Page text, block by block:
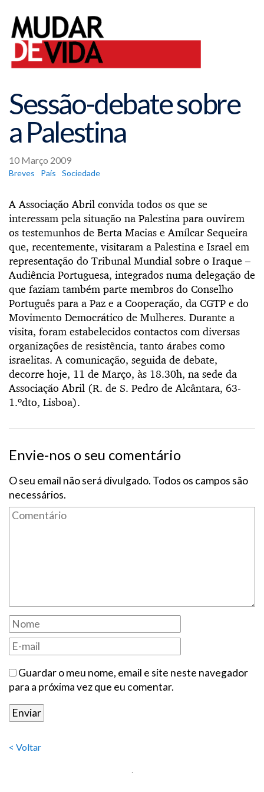
Sessão-debate sobre
a Palestina
10 Março 2009
Breves País Sociedade
A Associação Abril convida todos os que se
interessam pela situação na Palestina para ouvirem
os testemunhos de Berta Macias e Amílcar Sequeira
que, recentemente, visitaram a Palestina e Israel em
representação do Tribunal Mundial sobre o Iraque –
Audiência Portuguesa, integrados numa delegação de
que faziam também parte membros do Conselho
Português para a Paz e a Cooperação, da CGTP e do
Movimento Democrático de Mulheres. Durante a
visita, foram estabelecidos contactos com diversas
organizações de resistência, tanto árabes como
israelitas. A comunicação, seguida de debate,
decorre hoje, 11 de Março, às 18.30h, na sede da
Associação Abril (R. de S. Pedro de Alcântara, 63-
1.ºdto, Lisboa).
Envie-nos o seu comentário
O seu email não será divulgado. Todos os campos são
necessários.
Guardar o meu nome, email e site neste navegador
para a próxima vez que eu comentar.
< Voltar
.